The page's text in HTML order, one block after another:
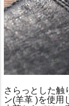
さらっとした触
ン(羊革 )を使用